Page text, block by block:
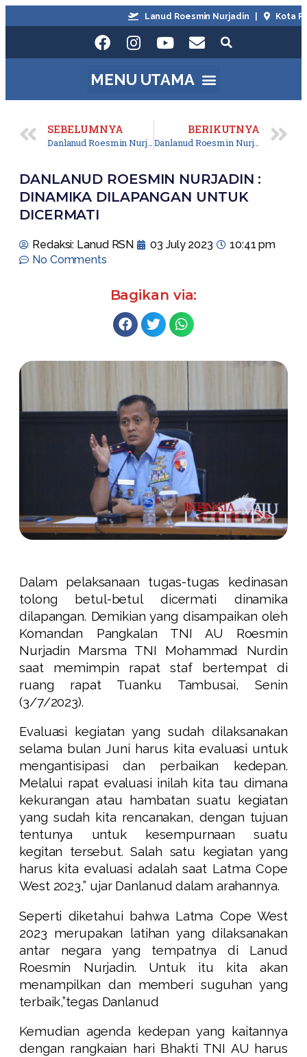
Lanud Roesmin Nurjadin | Kota
SEBELUMNYA BERIKUTNYA
DANLANUD ROESMIN NURJADIN :
DINAMIKA DILAPANGAN UNTUK
DICERMATI
Redaksi: Lanud RSN 03 July 2023
10:41 pm
No Comments
Bagikan via:
Dalam pelaksanaan tugas-tugas kedinasan
tolong betul-betul dicermati dinamika
dilapangan. Demikian yang disampaikan oleh
Komandan Pangkalan TNI AU Roesmin
Nurjadin Marsma TNI Mohammad Nurdin
saat memimpin rapat staf bertempat di
ruang rapat Tuanku Tambusai, Senin
(3/7/2023).
Evaluasi kegiatan yang sudah dilaksanakan
selama bulan Juni harus kita evaluasi untuk
mengantisipasi dan perbaikan kedepan.
Melalui rapat evaluasi inilah kita tau dimana
kekurangan atau hambatan suatu kegiatan
yang sudah kita rencanakan, dengan tujuan
tentunya untuk kesempurnaan suatu
kegitan tersebut. Salah satu kegiatan yang
harus kita evaluasi adalah saat Latma Cope
West 2023,” ujar Danlanud dalam arahannya.
Seperti diketahui bahwa Latma Cope West
2023 merupakan latihan yang dilaksanakan
antar negara yang tempatnya di Lanud
Roesmin Nurjadin. Untuk itu kita akan
menampilkan dan memberi suguhan yang
terbaik,”tegas Danlanud
Kemudian agenda kedepan yang kaitannya
dengan rangkaian hari Bhakti TNI AU harus